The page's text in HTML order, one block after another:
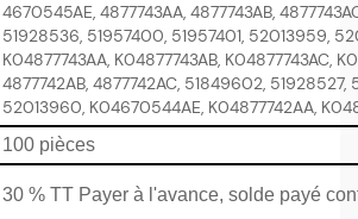
4670545AE, 4877743AA, 4877743AB,
51928536, 51957400, 51957401, 52013959,
K04877743AA, K04877743AB, K04877743AC,
4877742AB, 4877742AC, 51849602,
52013960, K04670544AE, K04877742AA,
100 pièces
30 % TT Payer à l'avance, solde payé